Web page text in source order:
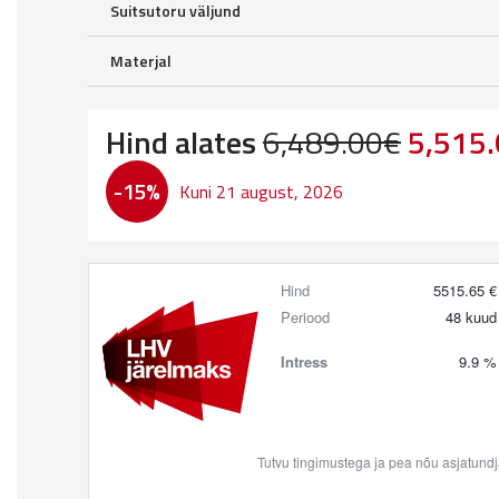
Suitsutoru väljund
Materjal
Hind alates6,489.00€
price
-15% Kuni 21 august, 2026